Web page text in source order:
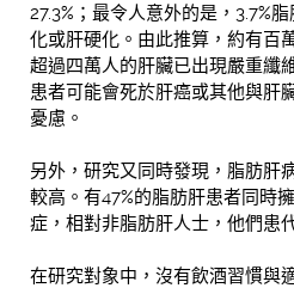
27.3%；最令人意外的是，3.7%
化或肝硬化。由此推算，約有百
超過四萬人的肝臟已出現嚴重纖
患者可能會死於肝癌或其他與肝
憂慮。
另外，研究又同時發現，脂肪肝
較高。有47%的脂肪肝患者同時
症，相對非脂肪肝人士，他們患
在研究對象中，沒有飲酒習慣與